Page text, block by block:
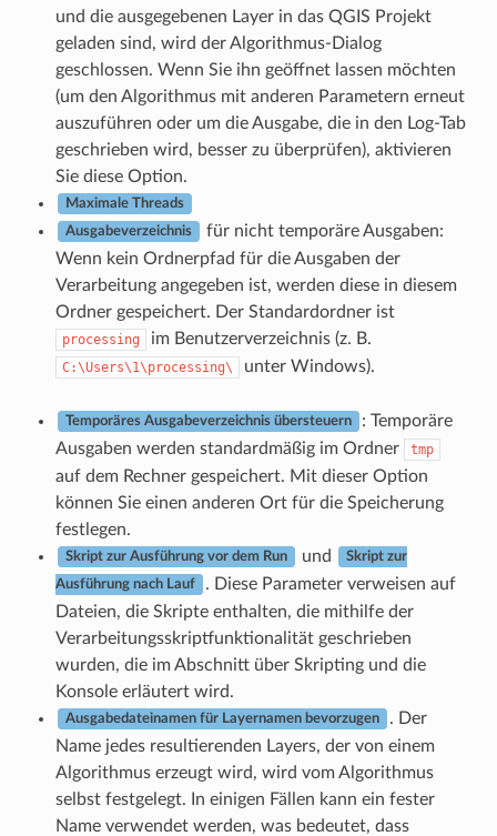
und die ausgegebenen Layer in das QGIS Projekt
geladen sind, wird der Algorithmus-Dialog
geschlossen. Wenn Sie ihn geöffnet lassen möchten
(um den Algorithmus mit anderen Parametern erneut
auszuführen oder um die Ausgabe, die in den Log-Tab
geschrieben wird, besser zu überprüfen), aktivieren
Sie diese Option.
Maximale Threads
Ausgabeverzeichnis
für nicht temporäre Ausgaben:
Wenn kein Ordnerpfad für die Ausgaben der
Verarbeitung angegeben ist, werden diese in diesem
Ordner gespeichert. Der Standardordner ist
processing im Benutzerverzeichnis (z. B.
C:\Users\1\processing\ unter Windows).
Temporäres Ausgabeverzeichnis übersteuern
: Temporäre
Ausgaben werden standardmäßig im Ordner
tmp
auf dem Rechner gespeichert. Mit dieser Option
können Sie einen anderen Ort für die Speicherung
festlegen.
Skript zur Ausführung vor dem Run und Skript zur
Ausführung nach Lauf
. Diese Parameter verweisen auf
Dateien, die Skripte enthalten, die mithilfe der
Verarbeitungsskriptfunktionalität geschrieben
wurden, die im Abschnitt über Skripting und die
Konsole erläutert wird.
Ausgabedateinamen für Layernamen bevorzugen
. Der
Name jedes resultierenden Layers, der von einem
Algorithmus erzeugt wird, wird vom Algorithmus
selbst festgelegt. In einigen Fällen kann ein fester
Name verwendet werden, was bedeutet, dass